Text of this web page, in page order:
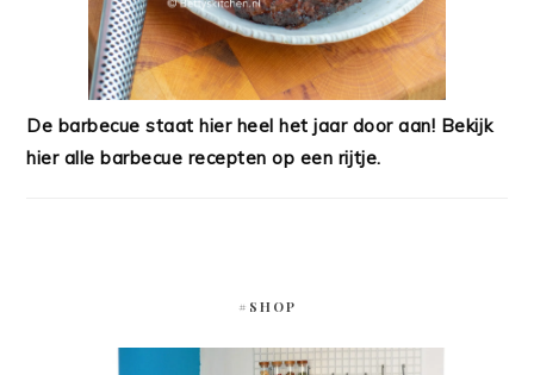
De barbecue staat hier heel het jaar door aan! Bekijk
hier alle barbecue recepten op een rijtje.
#SHOP